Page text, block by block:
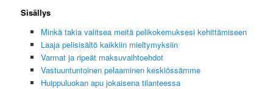
Sisällys
Minkä takia valitsea meitä pelikokemuksesi kehittämiseen
Laaja pelisisältö kaikkiin mieltymyksiin
Varmat ja ripeät maksuvaihtoehdot
Vastuuntuntoinen pelaaminen keskiössämme
Huippuluokan apu jokaisena tilanteessa